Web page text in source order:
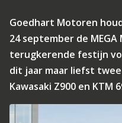
Goedhart Motoren
24 september de
terugkerende festijn
dit jaar maar liefst
Kawasaki Z900 en KTM